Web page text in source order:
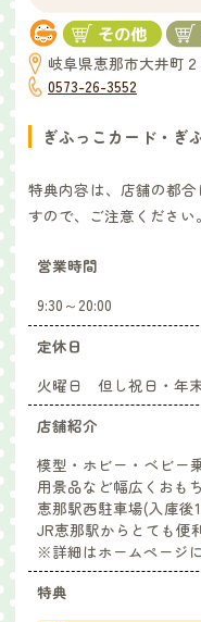
岐阜県恵那市大井町
0573-26-3552
ぎふっこカード・ぎ
特典内容は、店舗の都
すので、ご注意ください。
営業時間
9:30～20:00
定休日
火曜日 但し祝日・年
店舗紹介
模型・ホビー・ベビー
用景品など幅広くおも
恵那駅西駐車場(入庫後
JR恵那駅からとても便
※詳細はホームページに
特典